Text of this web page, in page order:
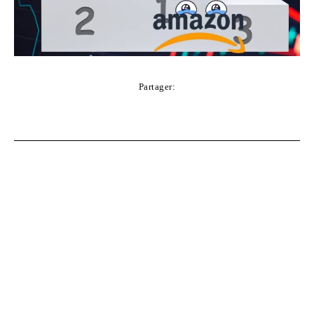
Partager: